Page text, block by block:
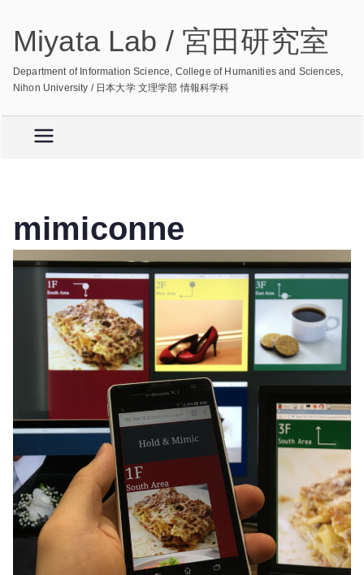
Miyata Lab / 宮田研究室
Department of Information Science, College of Humanities and Sciences,
Nihon University / 日本大学 文理学部 情報科学科
mimiconne